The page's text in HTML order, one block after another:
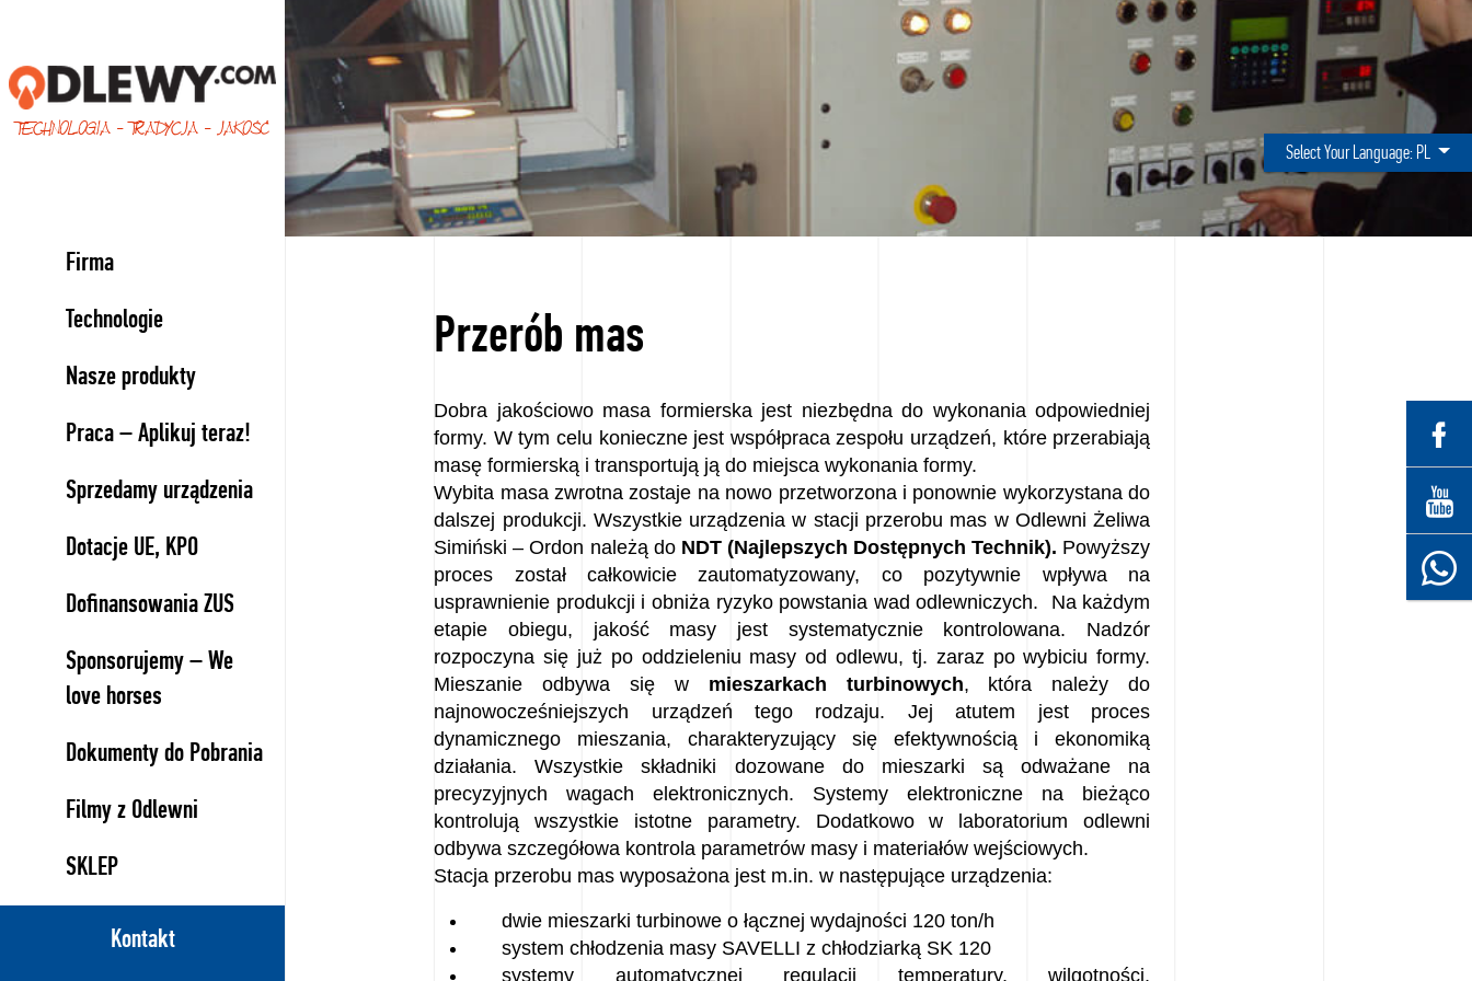
TECHNOLOGIA - TRADYCJA - JAKOŚĆ
Firma
Technologie
Nasze produkty
Praca – Aplikuj teraz!
Sprzedamy urządzenia
Dotacje UE, KPO
Dofinansowania ZUS
Sponsorujemy – We
love horses
Dokumenty do Pobrania
Filmy z Odlewni
SKLEP
Kontakt
Select Your Language: PL
Przerób mas
Dobra jakościowo masa formierska jest niezbędna do wykonania odpowiedniej
formy. W tym celu konieczne jest współpraca zespołu urządzeń, które przerabiają
masę formierską i transportują ją do miejsca wykonania formy.
Wybita masa zwrotna zostaje na nowo przetworzona i ponownie wykorzystana do
dalszej produkcji. Wszystkie urządzenia w stacji przerobu mas w Odlewni Żeliwa
Simiński – Ordon należą doNDT (Najlepszych Dostępnych Technik). Powyższy
proces został całkowicie zautomatyzowany, co pozytywnie wpływa na
usprawnienie produkcji i obniża ryzyko powstania wad odlewniczych. Na każdym
etapie obiegu, jakość masy jest systematycznie kontrolowana. Nadzór
rozpoczyna się już po oddzieleniu masy od odlewu, tj. zaraz po wybiciu formy.
Mieszanie odbywa się w mieszarkach turbinowych, która należy do
najnowocześniejszych urządzeń tego rodzaju. Jej atutem jest proces
dynamicznego mieszania, charakteryzujący się efektywnością i ekonomiką
działania. Wszystkie składniki dozowane do mieszarki są odważane na
precyzyjnych wagach elektronicznych. Systemy elektroniczne na bieżąco
kontrolują wszystkie istotne parametry. Dodatkowo w laboratorium odlewni
odbywa szczegółowa kontrola parametrów masy i materiałów wejściowych.
Stacja przerobu mas wyposażona jest m.in. w następujące urządzenia:
dwie mieszarki turbinowe o łącznej wydajności 120 ton/h
system chłodzenia masy SAVELLI z chłodziarką SK 120
systemy automatycznej regulacji temperatury, wilgotności,